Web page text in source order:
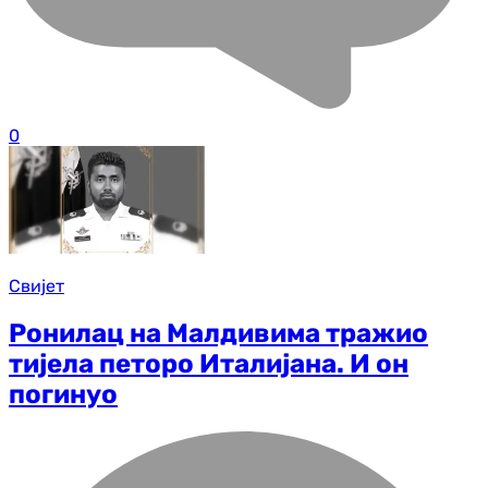
0
Свијет
Ронилац на Малдивима тражио
тијела петоро Италијана. И он
погинуо